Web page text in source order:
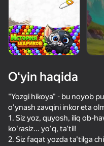
50+ top o‘yinlar, ularni
hatto «o‘ynamaydigan»
Позвони Метромену
42
Дом мечты
83
O‘yin haqida
"Yozgi hikoya" - bu noyob
o'ynash zavqini inkor eta
1. Siz yoz, quyosh, iliq ob-
ko'rasiz... yo'q, ta'til!
2. Siz faqat yozda ta'tilga